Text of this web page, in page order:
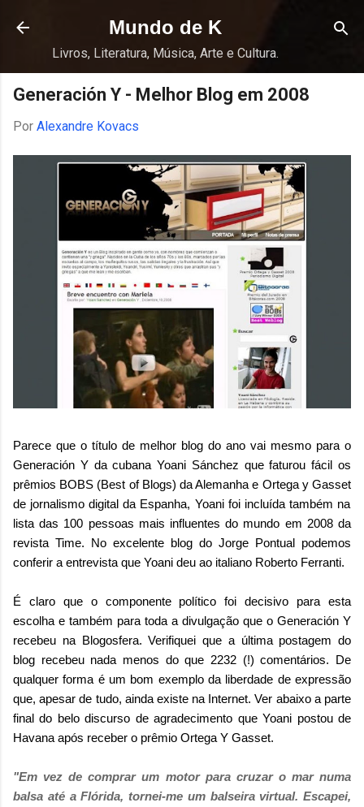
Pular para o conteúdo principal
Mundo de K
Livros, Literatura, Música, Arte e Cultura.
Generación Y - Melhor Blog em 2008
Por Alexandre Kovacs
Parece que o título de melhor blog do ano vai mesmo para o
Generación Y da cubana Yoani Sánchez que faturou fácil os
prêmios BOBS (Best of Blogs) da Alemanha e Ortega y Gasset
de jornalismo digital da Espanha, Yoani foi incluída também na
lista das 100 pessoas mais influentes do mundo em 2008 da
revista Time. No excelente blog do Jorge Pontual podemos
conferir a entrevista que Yoani deu ao italiano Roberto Ferranti.
É claro que o componente político foi decisivo para esta
escolha e também para toda a divulgação que o Generación Y
recebeu na Blogosfera. Verifiquei que a última postagem do
blog recebeu nada menos do que 2232 (!) comentários. De
qualquer forma é um bom exemplo da liberdade de expressão
que, apesar de tudo, ainda existe na Internet. Ver abaixo a parte
final do belo discurso de agradecimento que Yoani postou de
Havana após receber o prêmio Ortega Y Gasset.
"Em vez de comprar um motor para cruzar o mar numa
balsa até a Flórida, tornei-me um balseira virtual. Escapei,